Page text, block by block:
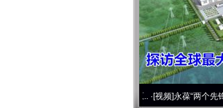
·[视频]永葆“两个先锋队”